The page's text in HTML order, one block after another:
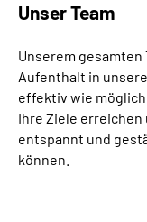
Suche
Leichte Sprache
Gebärdensprache
Unser Team
Unserem gesamten
Aufenthalt in
effektiv wie
Ihre Ziele
entspannt und
können.